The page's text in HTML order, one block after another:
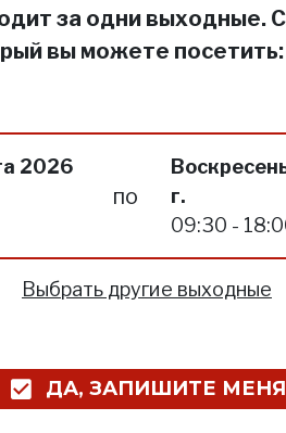
за одни выходные.
вы можете посетить:
2026
по
г.
09:30 -
Выбрать другие выходные
ДА, ЗАПИШИТЕ МЕНЯ